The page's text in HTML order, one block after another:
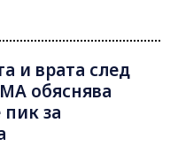
и врата след
обяснява
пик за